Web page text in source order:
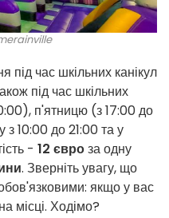
час шкільних канікул
під час шкільних
п'ятницю (з 17:00 до
з 10:00 до 21:00 та у
- 12 євроза одну
. Зверніть увагу, що
якщо у вас
місці. Ходімо?